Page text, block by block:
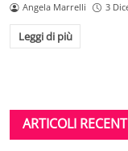
Angela Marrelli 3
Leggi di più
ARTICOLI